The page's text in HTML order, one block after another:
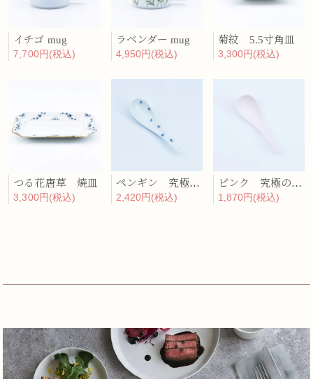
イチゴ mug
7,700円(税込)
ラベンダー mug
4,950円(税込)
菊紋 5.5寸角皿
3,300円(税込)
つる花唐草 焼皿
3,300円(税込)
ペンギン 究極のレンゲ
2,420円(税込)
ピンク 究極のレンゲ
1,870円(税込)